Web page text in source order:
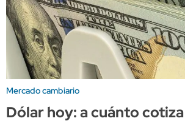
Mercado cambiario
Dólar hoy: a cuánto